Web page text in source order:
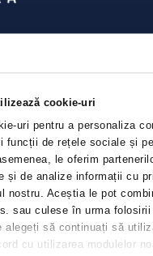
cookie-uri
uri pentru a personaliza
funcții de rețele sociale și
le oferim
și de analize informații cu
nostru. Aceștia le pot
sau culese în urma
alegeți să continuați să
cu utilizarea modulelor
policy